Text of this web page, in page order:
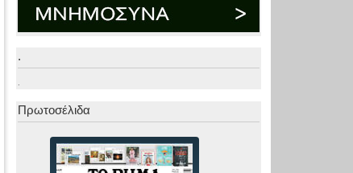
.
.
Πρωτοσέλιδα